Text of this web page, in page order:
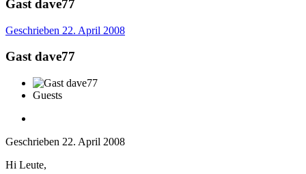
Gast dave77
Geschrieben 22. April 2008
Gast dave77
Guests
Geschrieben 22. April 2008
Hi Leute,